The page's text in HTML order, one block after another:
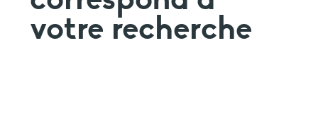
faire un don
votre aide est précieuse et indispensable
votre recherche